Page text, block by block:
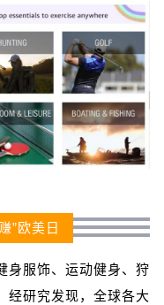
”欧美日
身服饰、运动健身、狩
经研究发现，全球各大